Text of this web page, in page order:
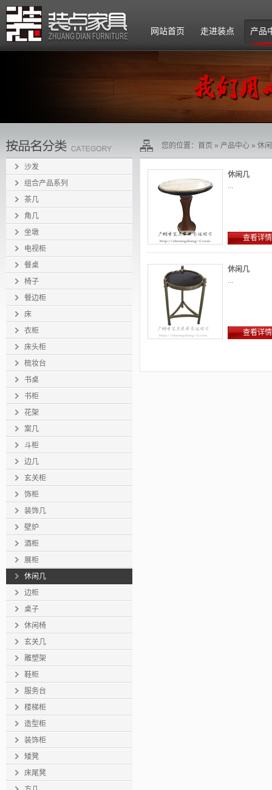
网站首页 走进装点
企业文化
组织架构
产品
沙发
组合产品系列
茶几
角几
坐墩
电视柜
餐桌
椅子
餐边柜
床
衣柜
床头柜
梳妆台
书桌
书柜
花架
案几
斗柜
边几
玄关柜
饰柜
装饰几
壁炉
酒柜
展柜
休闲几
边柜
桌子
休闲椅
玄关几
雕塑架
鞋柜
服务台
楼梯柜
造型柜
装饰柜
矮凳
床尾凳
您的位置： 首页 » 产品中心 » 休
休闲几
...
查看详情
休闲几
...
查看详情